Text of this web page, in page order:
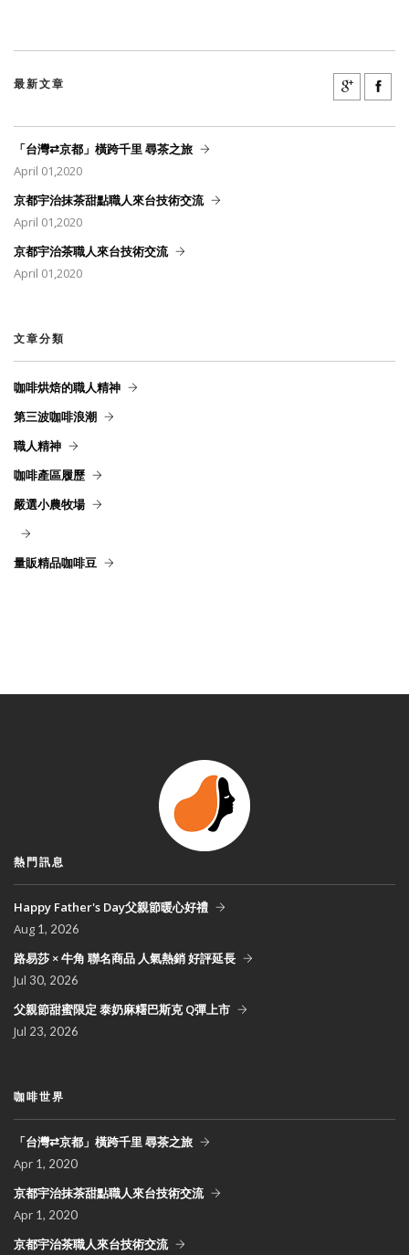
最新文章
「台灣⇄京都」橫跨千里 尋茶之旅
April 01,2020
京都宇治抹茶甜點職人來台技術交流
April 01,2020
京都宇治茶職人來台技術交流
April 01,2020
文章分類
咖啡烘焙的職人精神
第三波咖啡浪潮
職人精神
咖啡產區履歷
嚴選小農牧場
量販精品咖啡豆
熱門訊息
Happy Father's Day父親節暖心好禮
Aug 1, 2026
路易莎 × 牛角 聯名商品 人氣熱銷 好評延長
Jul 30, 2026
父親節甜蜜限定 泰奶麻糬巴斯克 Q彈上市
Jul 23, 2026
咖啡世界
「台灣⇄京都」橫跨千里 尋茶之旅
Apr 1, 2020
京都宇治抹茶甜點職人來台技術交流
Apr 1, 2020
京都宇治茶職人來台技術交流